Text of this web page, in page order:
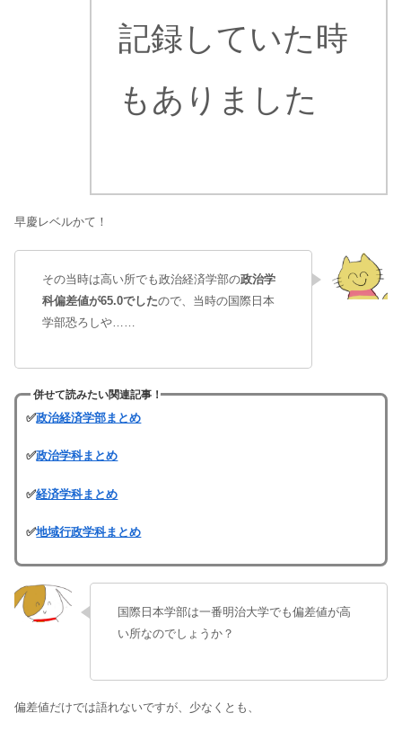
記録していた時
もありました
早慶レベルかて！
その当時は高い所でも政治経済学部の政治学
科偏差値が65.0でしたので、当時の国際日本
学部恐ろしや……
併せて読みたい関連記事！
✅政治経済学部まとめ
✅政治学科まとめ
✅経済学科まとめ
✅地域行政学科まとめ
国際日本学部は一番明治大学でも偏差値が高
い所なのでしょうか？
偏差値だけでは語れないですが、少なくとも、